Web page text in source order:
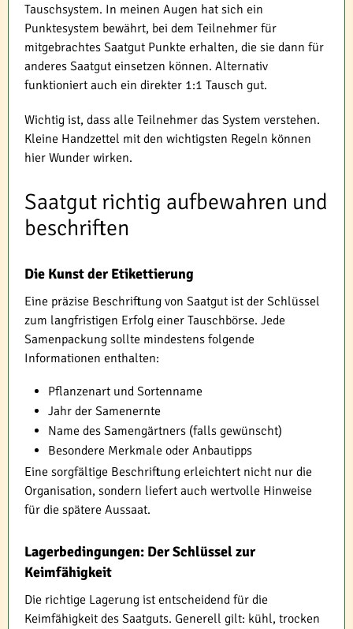
Tauschsystem. In meinen Augen hat sich ein
Punktesystem bewährt, bei dem Teilnehmer für
mitgebrachtes Saatgut Punkte erhalten, die sie dann für
anderes Saatgut einsetzen können. Alternativ
funktioniert auch ein direkter 1:1 Tausch gut.
Wichtig ist, dass alle Teilnehmer das System verstehen.
Kleine Handzettel mit den wichtigsten Regeln können
hier Wunder wirken.
Saatgut richtig aufbewahren und
beschriften
Die Kunst der Etikettierung
Eine präzise Beschriftung von Saatgut ist der Schlüssel
zum langfristigen Erfolg einer Tauschbörse. Jede
Samenpackung sollte mindestens folgende
Informationen enthalten:
Pflanzenart und Sortenname
Jahr der Samenernte
Name des Samengärtners (falls gewünscht)
Besondere Merkmale oder Anbautipps
Eine sorgfältige Beschriftung erleichtert nicht nur die
Organisation, sondern liefert auch wertvolle Hinweise
für die spätere Aussaat.
Lagerbedingungen: Der Schlüssel zur
Keimfähigkeit
Die richtige Lagerung ist entscheidend für die
Keimfähigkeit des Saatguts. Generell gilt: kühl, trocken